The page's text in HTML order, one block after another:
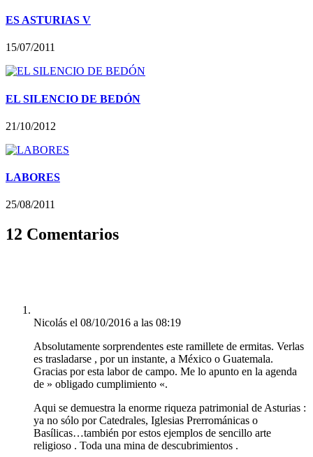
ES ASTURIAS V
15/07/2011
EL SILENCIO DE BEDÓN
21/10/2012
LABORES
25/08/2011
12 Comentarios
Nicolás el 08/10/2016 a las 08:19
Absolutamente sorprendentes este ramillete de ermitas. Verlas
es trasladarse , por un instante, a México o Guatemala.
Gracias por esta labor de campo. Me lo apunto en la agenda
de » obligado cumplimiento «.
Aqui se demuestra la enorme riqueza patrimonial de Asturias :
ya no sólo por Catedrales, Iglesias Prerrománicas o
Basílicas…también por estos ejemplos de sencillo arte
religioso . Toda una mina de descubrimientos .